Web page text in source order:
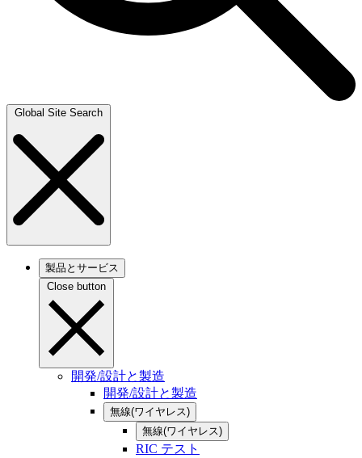
Global Site Search
製品とサービス
Close button
開発/設計と製造
開発/設計と製造
無線(ワイヤレス)
無線(ワイヤレス)
RIC テスト